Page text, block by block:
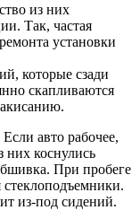
из них
Так, частая
установки
которые сзади
скапливаются
авто рабочее,
них коснулись
При пробеге
стеклоподъемники.
из-под сидений.